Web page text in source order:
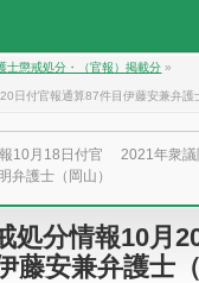
士懲戒処分・（官報）掲載分 »
日付官報通算87件目伊藤安兼弁護
10月18日付官
弁護士（岡山）
2021年衆
処分情報10月
藤安兼弁護士（